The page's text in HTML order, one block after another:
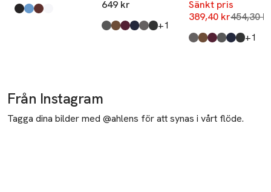
Produkten finns i färgerna:
Black,
Blue,
Rust,
White,
649 kr
Produkten finns i färgerna:
Dark Grey Melange
Cocoa,
Winetasting,
Parisian Night,
Beluga,
Black, +1
Sänkt pris
389,40 krLägsta
454,30
Produkten finns i
Beluga,
Cocoa,
Winetasting,
Dark Grey Melange
Parisian Night,
Black, +1
Från Instagram
Tagga dina bilder med @ahlens för att synas i vårt flöde.